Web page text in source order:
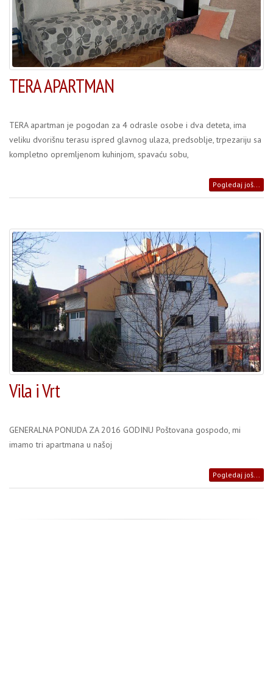
TERA APARTMAN
TERA apartman je pogodan za 4 odrasle osobe i dva deteta, ima
veliku dvorišnu terasu ispred glavnog ulaza, predsoblje, trpezariju sa
kompletno opremljenom kuhinjom, spavaću sobu,
Pogledaj još...
Vila i Vrt
GENERALNA PONUDA ZA 2016 GODINU Poštovana gospodo, mi
imamo tri apartmana u našoj
Pogledaj još...